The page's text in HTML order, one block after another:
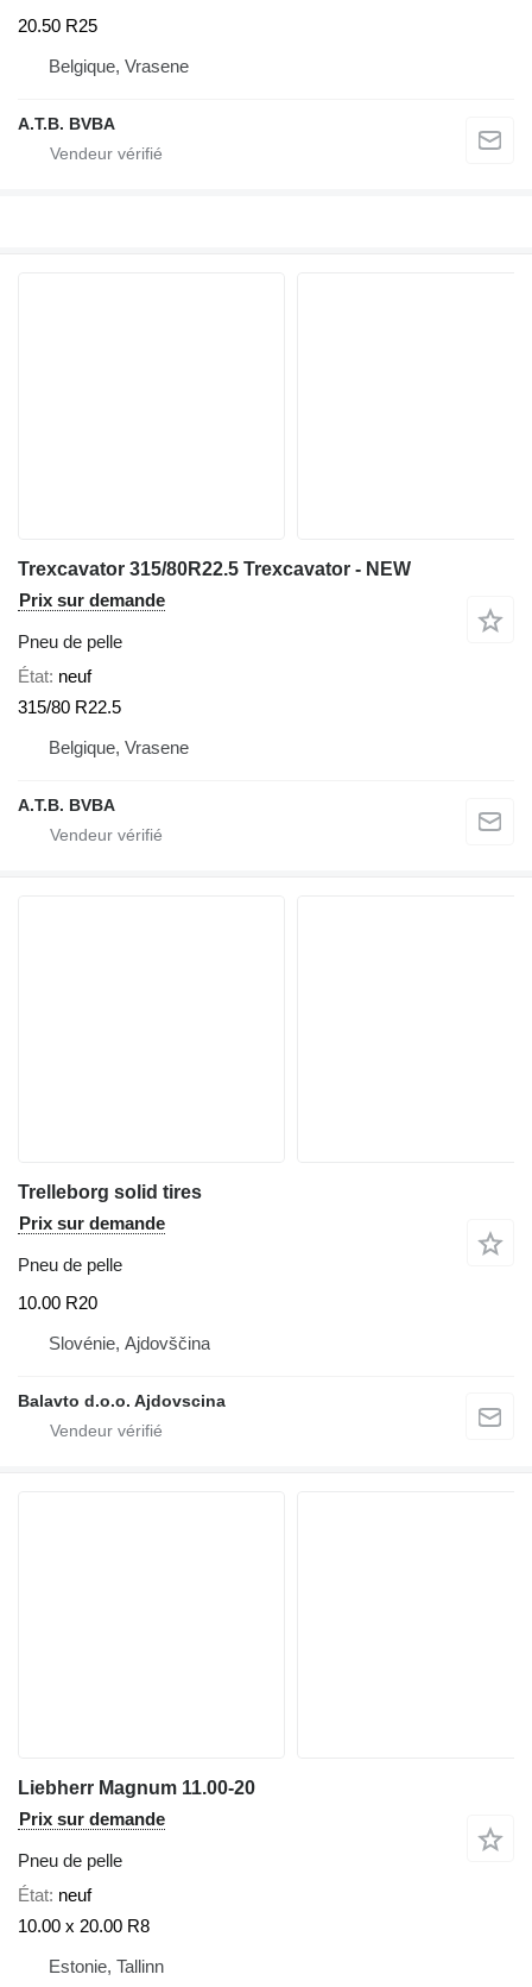
20.50 R25
Belgique, Vrasene
A.T.B. BVBA
Trexcavator 315/80R22.5 Trexcavator - NEW
Prix sur demande
Pneu de pelle
État neuf
315/80 R22.5
Belgique, Vrasene
A.T.B. BVBA
Trelleborg solid tires
Prix sur demande
Pneu de pelle
10.00 R20
Slovénie, Ajdovščina
Balavto d.o.o. Ajdovscina
Liebherr Magnum 11.00-20
Prix sur demande
Pneu de pelle
État neuf
10.00 x 20.00 R8
Estonie, Tallinn